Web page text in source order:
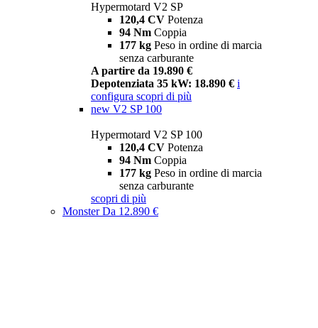
Hypermotard V2 SP
120,4 CV Potenza
94 Nm Coppia
177 kg Peso in ordine di marcia
senza carburante
A partire da 19.890 €
Depotenziata 35 kW: 18.890 € i
configura scopri di più
new V2 SP 100
Hypermotard V2 SP 100
120,4 CV Potenza
94 Nm Coppia
177 kg Peso in ordine di marcia
senza carburante
scopri di più
MonsterDa 12.890 €